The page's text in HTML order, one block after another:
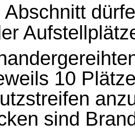
Abschnitt
10
sind